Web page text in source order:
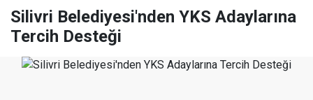
Silivri Belediyesi'nden YKS Adaylarına
Tercih Desteği